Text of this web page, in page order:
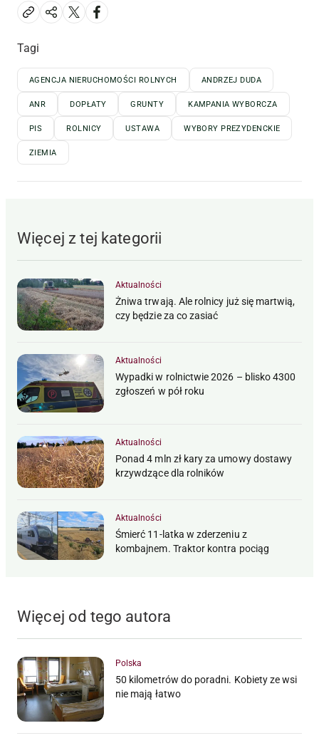
Tagi
AGENCJA NIERUCHOMOŚCI ROLNYCH ANDRZEJ DUDA
ANR DOPŁATY GRUNTY KAMPANIA WYBORCZA
PIS ROLNICY USTAWA WYBORY PREZYDENCKIE
ZIEMIA
Więcej z tej kategorii
Aktualności
Żniwa trwają. Ale rolnicy już się martwią,
czy będzie za co zasiać
Aktualności
Wypadki w rolnictwie 2026 – blisko 4300
zgłoszeń w pół roku
Aktualności
Ponad 4 mln zł kary za umowy dostawy
krzywdzące dla rolników
Aktualności
Śmierć 11-latka w zderzeniu z
kombajnem. Traktor kontra pociąg
Więcej od tego autora
Polska
50 kilometrów do poradni. Kobiety ze wsi
nie mają łatwo